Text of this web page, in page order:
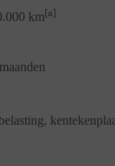
km[a]